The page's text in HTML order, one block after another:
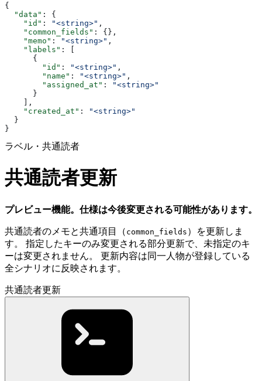
{
  "data"
: {
    "id"
: "<string>" ,
    "common_fields"
: {},
    "memo"
: "<string>" ,
    "labels"
: [
      {
        "id"
: "<string>" ,
        "name"
: "<string>" ,
        "assigned_at"
:
"<string>"
      }
    ],
    "created_at"
:
"<string>"
  }
}
ラベル・共通読者
共通読者更新
プレビュー機能。仕様は今後変更される可能性があります。
共通読者のメモと共通項目（ common_fields ）を更新しま
す。 指定したキーのみ変更される部分更新で、未指定のキ
ーは変更されません。 更新内容は同一人物が登録している
全シナリオに反映されます。
共通読者更新